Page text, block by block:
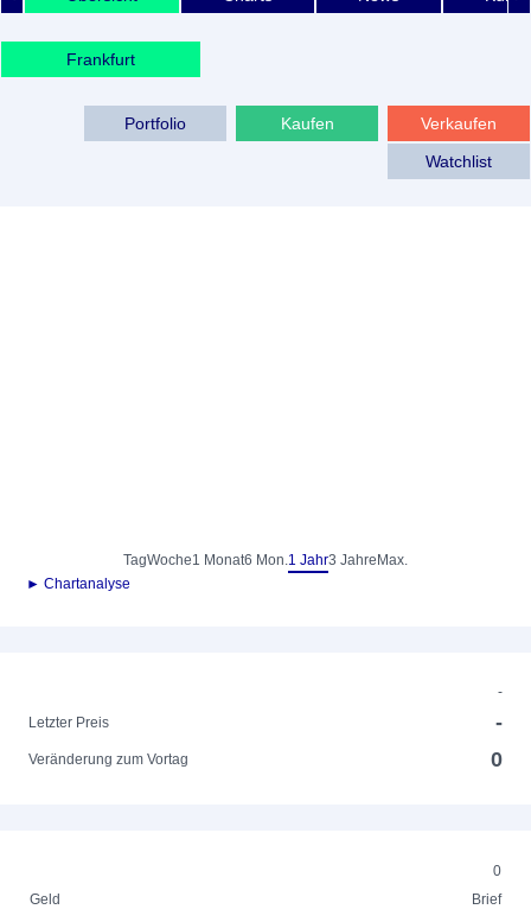
Frankfurt
Verkaufen
Kaufen
Portfolio
Watchlist
TagWoche1 Monat6 Mon.1 Jahr3 Jahre Max.
► Chartanalyse
-
Letzter Preis
-
Veränderung zum Vortag 0
0
Geld
Brief